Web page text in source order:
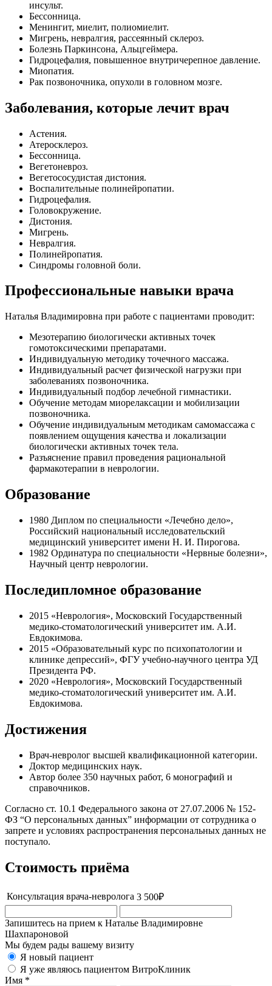
инсульт.
Бессонница.
Менингит, миелит, полиомиелит.
Мигрень, невралгия, рассеянный склероз.
Болезнь Паркинсона, Альцгеймера.
Гидроцефалия, повышенное внутричерепное давление.
Миопатия.
Рак позвоночника, опухоли в головном мозге.
Заболевания, которые лечит врач
Астения.
Атеросклероз.
Бессонница.
Вегетоневроз.
Вегетососудистая дистония.
Воспалительные полинейропатии.
Гидроцефалия.
Головокружение.
Дистония.
Мигрень.
Невралгия.
Полинейропатия.
Синдромы головной боли.
Профессиональные навыки врача
Наталья Владимировна при работе с пациентами проводит:
Мезотерапию биологически активных точек
гомотоксическими препаратами.
Индивидуальную методику точечного массажа.
Индивидуальный расчет физической нагрузки при
заболеваниях позвоночника.
Индивидуальный подбор лечебной гимнастики.
Обучение методам миорелаксации и мобилизации
позвоночника.
Обучение индивидуальным методикам самомассажа с
появлением ощущения качества и локализации
биологически активных точек тела.
Разъяснение правил проведения рациональной
фармакотерапии в неврологии.
Образование
1980 Диплом по специальности «Лечебно дело»,
Российский национальный исследовательский
медицинский университет имени Н. И. Пирогова.
1982 Ординатура по специальности «Нервные болезни»,
Научный центр неврологии.
Последипломное образование
2015 «Неврология», Московский Государственный
медико-стоматологический университет им. А.И.
Евдокимова.
2015 «Образовательный курс по психопатологии и
клинике депрессий», ФГУ учебно-научного центра УД
Президента РФ.
2020 «Неврология», Московский Государственный
медико-стоматологический университет им. А.И.
Евдокимова.
Достижения
Врач-невролог высшей квалификационной категории.
Доктор медицинских наук.
Автор более 350 научных работ, 6 монографий и
справочников.
Согласно ст. 10.1 Федерального закона от 27.07.2006 № 152-
ФЗ “О персональных данных” информации от сотрудника о
запрете и условиях распространения персональных данных не
поступало.
Стоимость приёма
Консультация врача-невролога 3 500₽
Запишитесь на прием к Наталье Владимировне
Шахпароновой
Мы будем рады вашему визиту
Я новый пациент
Я уже являюсь пациентом ВитроКлиник
Имя *